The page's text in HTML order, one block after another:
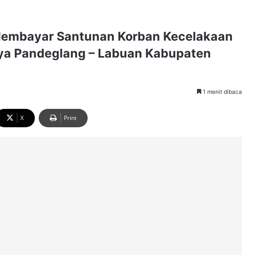
Santunan Korban Kecelakaan
Pandeglang – Labuan Kabupaten
1 menit dibaca
X Print